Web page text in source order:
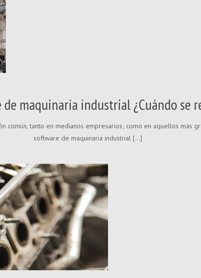
maquinaria industrial ¿Cuándo se
común, tanto en medianos empresarios; como en aquellos más
software de maquinaria industrial[…]